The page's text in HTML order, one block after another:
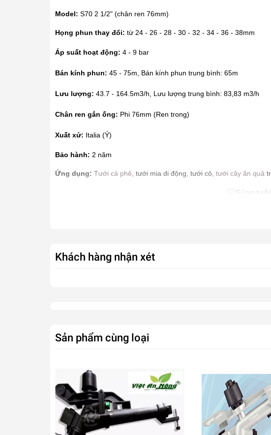
Model: S70 2 1/2" (chân ren 76mm)
Họng phun thay đổi: từ 24 - 26 - 28 - 30 - 32 - 34 - 36 - 38mm
Áp suất hoạt động: 4 - 9 bar
Bán kính phun: 45 - 75m, Bán kính phun trung bình: 65m
Lưu lượng: 43.7 - 164.5m3/h, Lưu lượng trung bình: 83,83 m3/h
Chân ren gắn ống: Phi 76mm (Ren trong)
Xuất xứ: Italia (Ý)
Bảo hành: 2 năm
Ứng dụng: Tưới cà phê, tưới mia di động, tưới cỏ, tưới cây ăn quả
Khách hàng nhận xét
Sản phẩm cùng loại